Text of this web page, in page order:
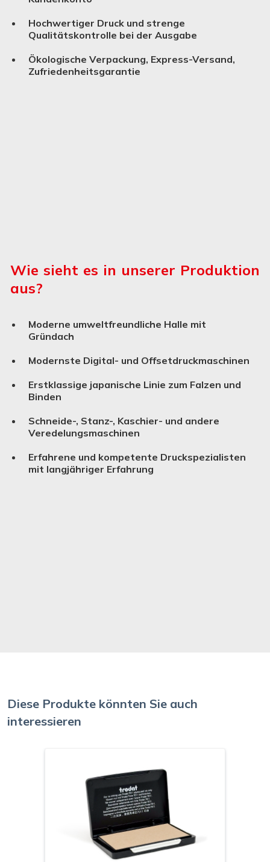
Hochwertiger Druck und strenge
Qualitätskontrolle bei der Ausgabe
Ökologische Verpackung, Express-Versand,
Zufriedenheitsgarantie
Wie sieht es in unserer Produktion
aus?
Moderne umweltfreundliche Halle mit
Gründach
Modernste Digital- und Offsetdruckmaschinen
Erstklassige japanische Linie zum Falzen und
Binden
Schneide-, Stanz-, Kaschier- und andere
Verede­lungs­ma­schinen
Erfahrene und kompetente Druckspezialisten
mit langjähriger Erfahrung
Diese Produkte könnten Sie auch
interessieren